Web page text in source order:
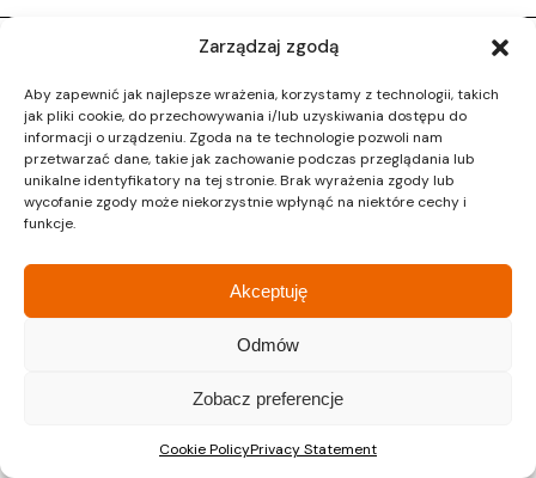
Zarządzaj zgodą
Aby zapewnić jak najlepsze wrażenia, korzystamy z technologii, takich
jak pliki cookie, do przechowywania i/lub uzyskiwania dostępu do
informacji o urządzeniu. Zgoda na te technologie pozwoli nam
przetwarzać dane, takie jak zachowanie podczas przeglądania lub
unikalne identyfikatory na tej stronie. Brak wyrażenia zgody lub
wycofanie zgody może niekorzystnie wpłynąć na niektóre cechy i
funkcje.
Akceptuję
Odmów
Zobacz preferencje
Cookie PolicyPrivacy Statement
Activ Investment|Polityka prywatności
Design by CTL MEDIA | Strona www: Proformat